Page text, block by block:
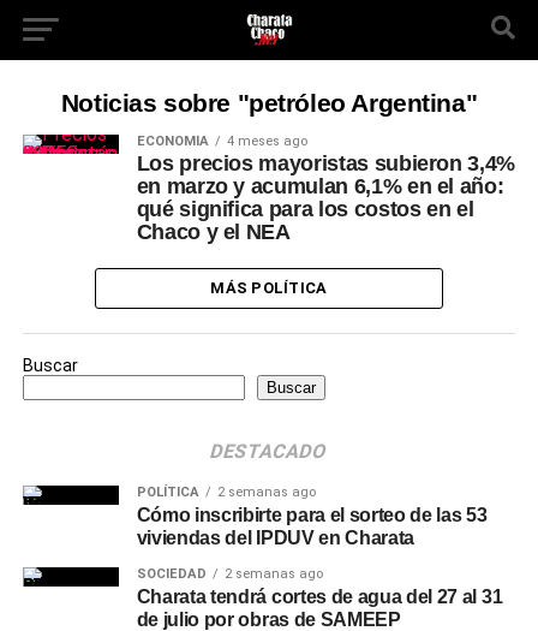
Noticias sobre "petróleo Argentina"
ECONOMÍA 4 meses ago
Los precios mayoristas subieron 3,4%
en marzo y acumulan 6,1% en el año:
qué significa para los costos en el
Chaco y el NEA
MÁS POLÍTICA
Buscar
Buscar
DESTACADO
POLÍTICA 2 semanas ago
Cómo inscribirte para el sorteo de las 53
viviendas del IPDUV en Charata
SOCIEDAD 2 semanas ago
Charata tendrá cortes de agua del 27 al 31
de julio por obras de SAMEEP